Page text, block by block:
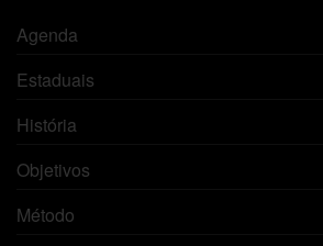
Agenda
Estaduais
História
Objetivos
Método